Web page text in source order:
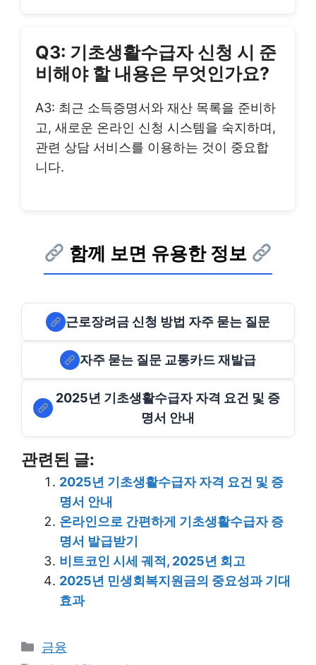
Q3: 기초생활수급자 신청 시 준
비해야 할 내용은 무엇인가요?
A3: 최근 소득증명서와 재산 목록을 준비하
고, 새로운 온라인 신청 시스템을 숙지하며,
관련 상담 서비스를 이용하는 것이 중요합
니다.
함께 보면 유용한 정보
근로장려금 신청 방법 자주 묻는 질문
자주 묻는 질문 교통카드 재발급
2025년 기초생활수급자 자격 요건 및 증
명서 안내
관련된 글:
2025년 기초생활수급자 자격 요건 및 증
명서 안내
온라인으로 간편하게 기초생활수급자 증
명서 발급받기
비트코인 시세 궤적, 2025년 회고
2025년 민생회복지원금의 중요성과 기대
효과
Categories
금융